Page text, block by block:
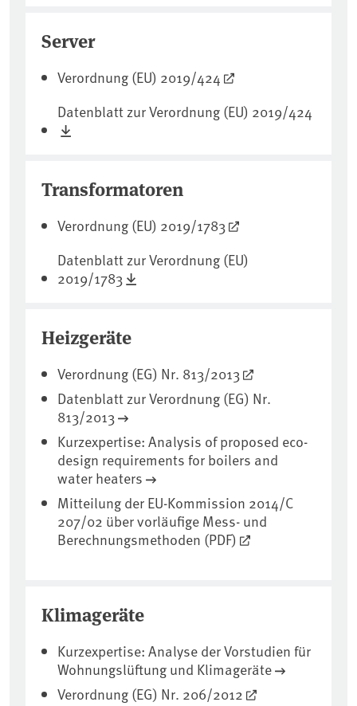
Server
Verordnung (EU) 2019/424
Datenblatt zur Verordnung (EU) 2019/424
Transformatoren
Verordnung (EU) 2019/1783
Datenblatt zur Verordnung (EU)
2019/1783
Heizgeräte
Verordnung (EG) Nr. 813/2013
Datenblatt zur Verordnung (EG) Nr.
813/2013
Kurzexpertise: Analysis of proposed eco-
design requirements for boilers and
water heaters
Mitteilung der EU-Kommission 2014/C
207/02 über vorläufige Mess- und
Berechnungsmethoden (PDF)
Klimageräte
Kurzexpertise: Analyse der Vorstudien für
Wohnungslüftung und Klimageräte
Verordnung (EG) Nr. 206/2012